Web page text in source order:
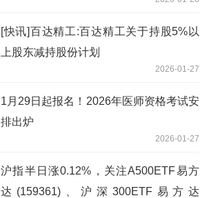
[快讯]百达精工:百达精工关于持股5%以
上股东减持股份计划
2026-01-27
1月29日起报名！2026年医师资格考试安
排出炉
2026-01-27
沪指半日涨0.12%，关注A500ETF易方
达(159361)、沪深300ETF易方达